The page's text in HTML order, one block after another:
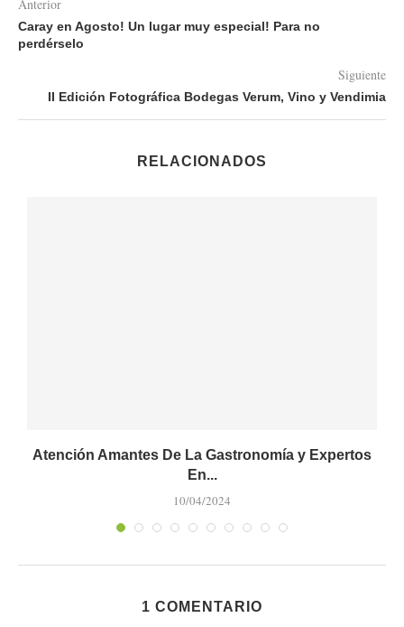
Anterior
Caray en Agosto! Un lugar muy especial! Para no
perdérselo
Siguiente
II Edición Fotográfica Bodegas Verum, Vino y Vendimia
RELACIONADOS
Atención Amantes De La Gastronomía y Expertos
En...
10/04/2024
1 COMENTARIO